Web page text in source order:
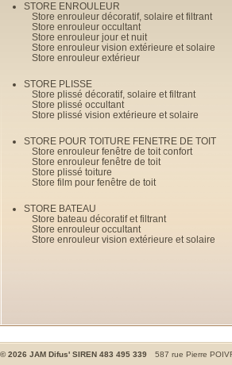
STORE ENROULEUR
Store enrouleur décoratif, solaire et filtrant
Store enrouleur occultant
Store enrouleur jour et nuit
Store enrouleur vision extérieure et solaire
Store enrouleur extérieur
STORE PLISSE
Store plissé décoratif, solaire et filtrant
Store plissé occultant
Store plissé vision extérieure et solaire
STORE POUR TOITURE FENETRE DE TOIT
Store enrouleur fenêtre de toit confort
Store enrouleur fenêtre de toit
Store plissé toiture
Store film pour fenêtre de toit
STORE BATEAU
Store bateau décoratif et filtrant
Store enrouleur occultant
Store enrouleur vision extérieure et solaire
©2026 JAM Difus' SIREN 483 495 339 587 rue Pierre